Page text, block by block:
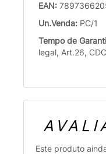
EAN:
Un.Venda: PC/1
Tempo de
legal, Art.26,
Este produto